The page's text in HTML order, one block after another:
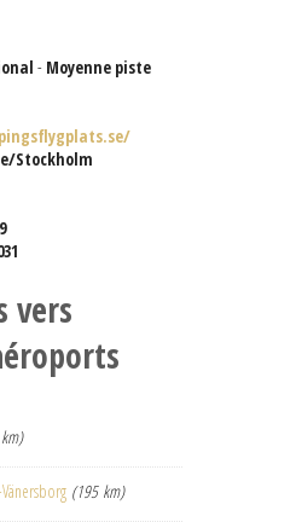
- Moyenne piste
Stockholm
vers
(195 km)